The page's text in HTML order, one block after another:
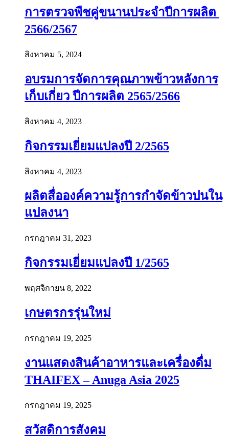
การตรวจพืชคู่ขนานประจำปีการผลิต
2566/2567
สิงหาคม 5, 2024
อบรมการจัดการคุณภาพข้าวหลังการ
เก็บเกี่ยว ปีการผลิต 2565/2566
สิงหาคม 4, 2023
กิจกรรมเยี่ยมแปลงปี 2/2565
สิงหาคม 4, 2023
ผลิตสื่อองค์ความรู้การกำจัดข้าวปนใน
แปลงนา
กรกฎาคม 31, 2023
กิจกรรมเยี่ยมแปลงปี 1/2565
พฤศจิกายน 8, 2022
เกษตรกรรุ่นใหม่
กรกฎาคม 19, 2025
งานแสดงสินค้าอาหารและเครื่องดื่ม
THAIFEX – Anuga Asia 2025
กรกฎาคม 19, 2025
สวัสดิการสังคม